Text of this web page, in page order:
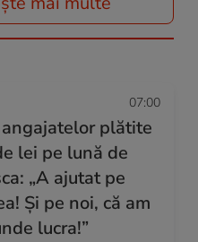
07:00
plătite
lei pe lună de
„A ajutat pe
Şi pe noi, că am
lucra!”